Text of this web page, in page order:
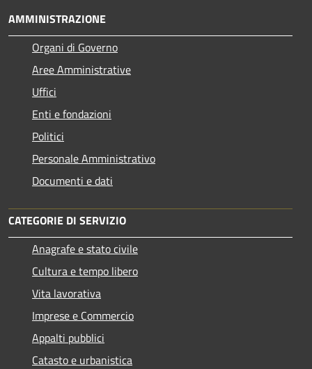
AMMINISTRAZIONE
Organi di Governo
Aree Amministrative
Uffici
Enti e fondazioni
Politici
Personale Amministrativo
Documenti e dati
CATEGORIE DI SERVIZIO
Anagrafe e stato civile
Cultura e tempo libero
Vita lavorativa
Imprese e Commercio
Appalti pubblici
Catasto e urbanistica